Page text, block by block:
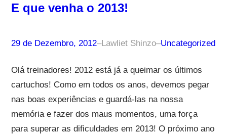
E que venha o 2013!
29 de Dezembro, 2012–Lawliet Shinzo–Uncategorized
Olá treinadores! 2012 está já a queimar os últimos
cartuchos! Como em todos os anos, devemos pegar
nas boas experiências e guardá-las na nossa
memória e fazer dos maus momentos, uma força
para superar as dificuldades em 2013! O próximo ano